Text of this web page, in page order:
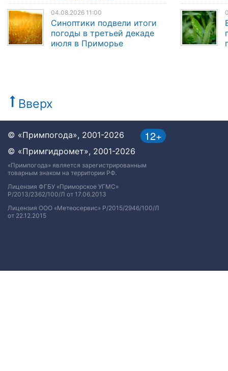
04.08.2026 11:00
Синоптики подвели итоги
погоды в третьей декаде
июля в Приморье
Вверх
12+
© «Примпогода», 2001-2026
© «Примгидромет», 2001-2026
«Примпогода» является зарегистрированным
товарным знаком на территории РФ.
Лицензия ФГБУ «Приморское УГМС»
Р/2013/2362/100/Л от 17.06.2013
Лицензия ООО «Метеосервис» Р/2015/2946/100/Л
от 22.12.2015